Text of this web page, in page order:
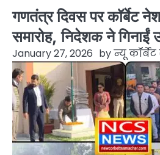
गणतंत्र दिवस पर कॉर्बेट
समारोह, निदेशक ने गिनाईं
January 27, 2026 byन्यू